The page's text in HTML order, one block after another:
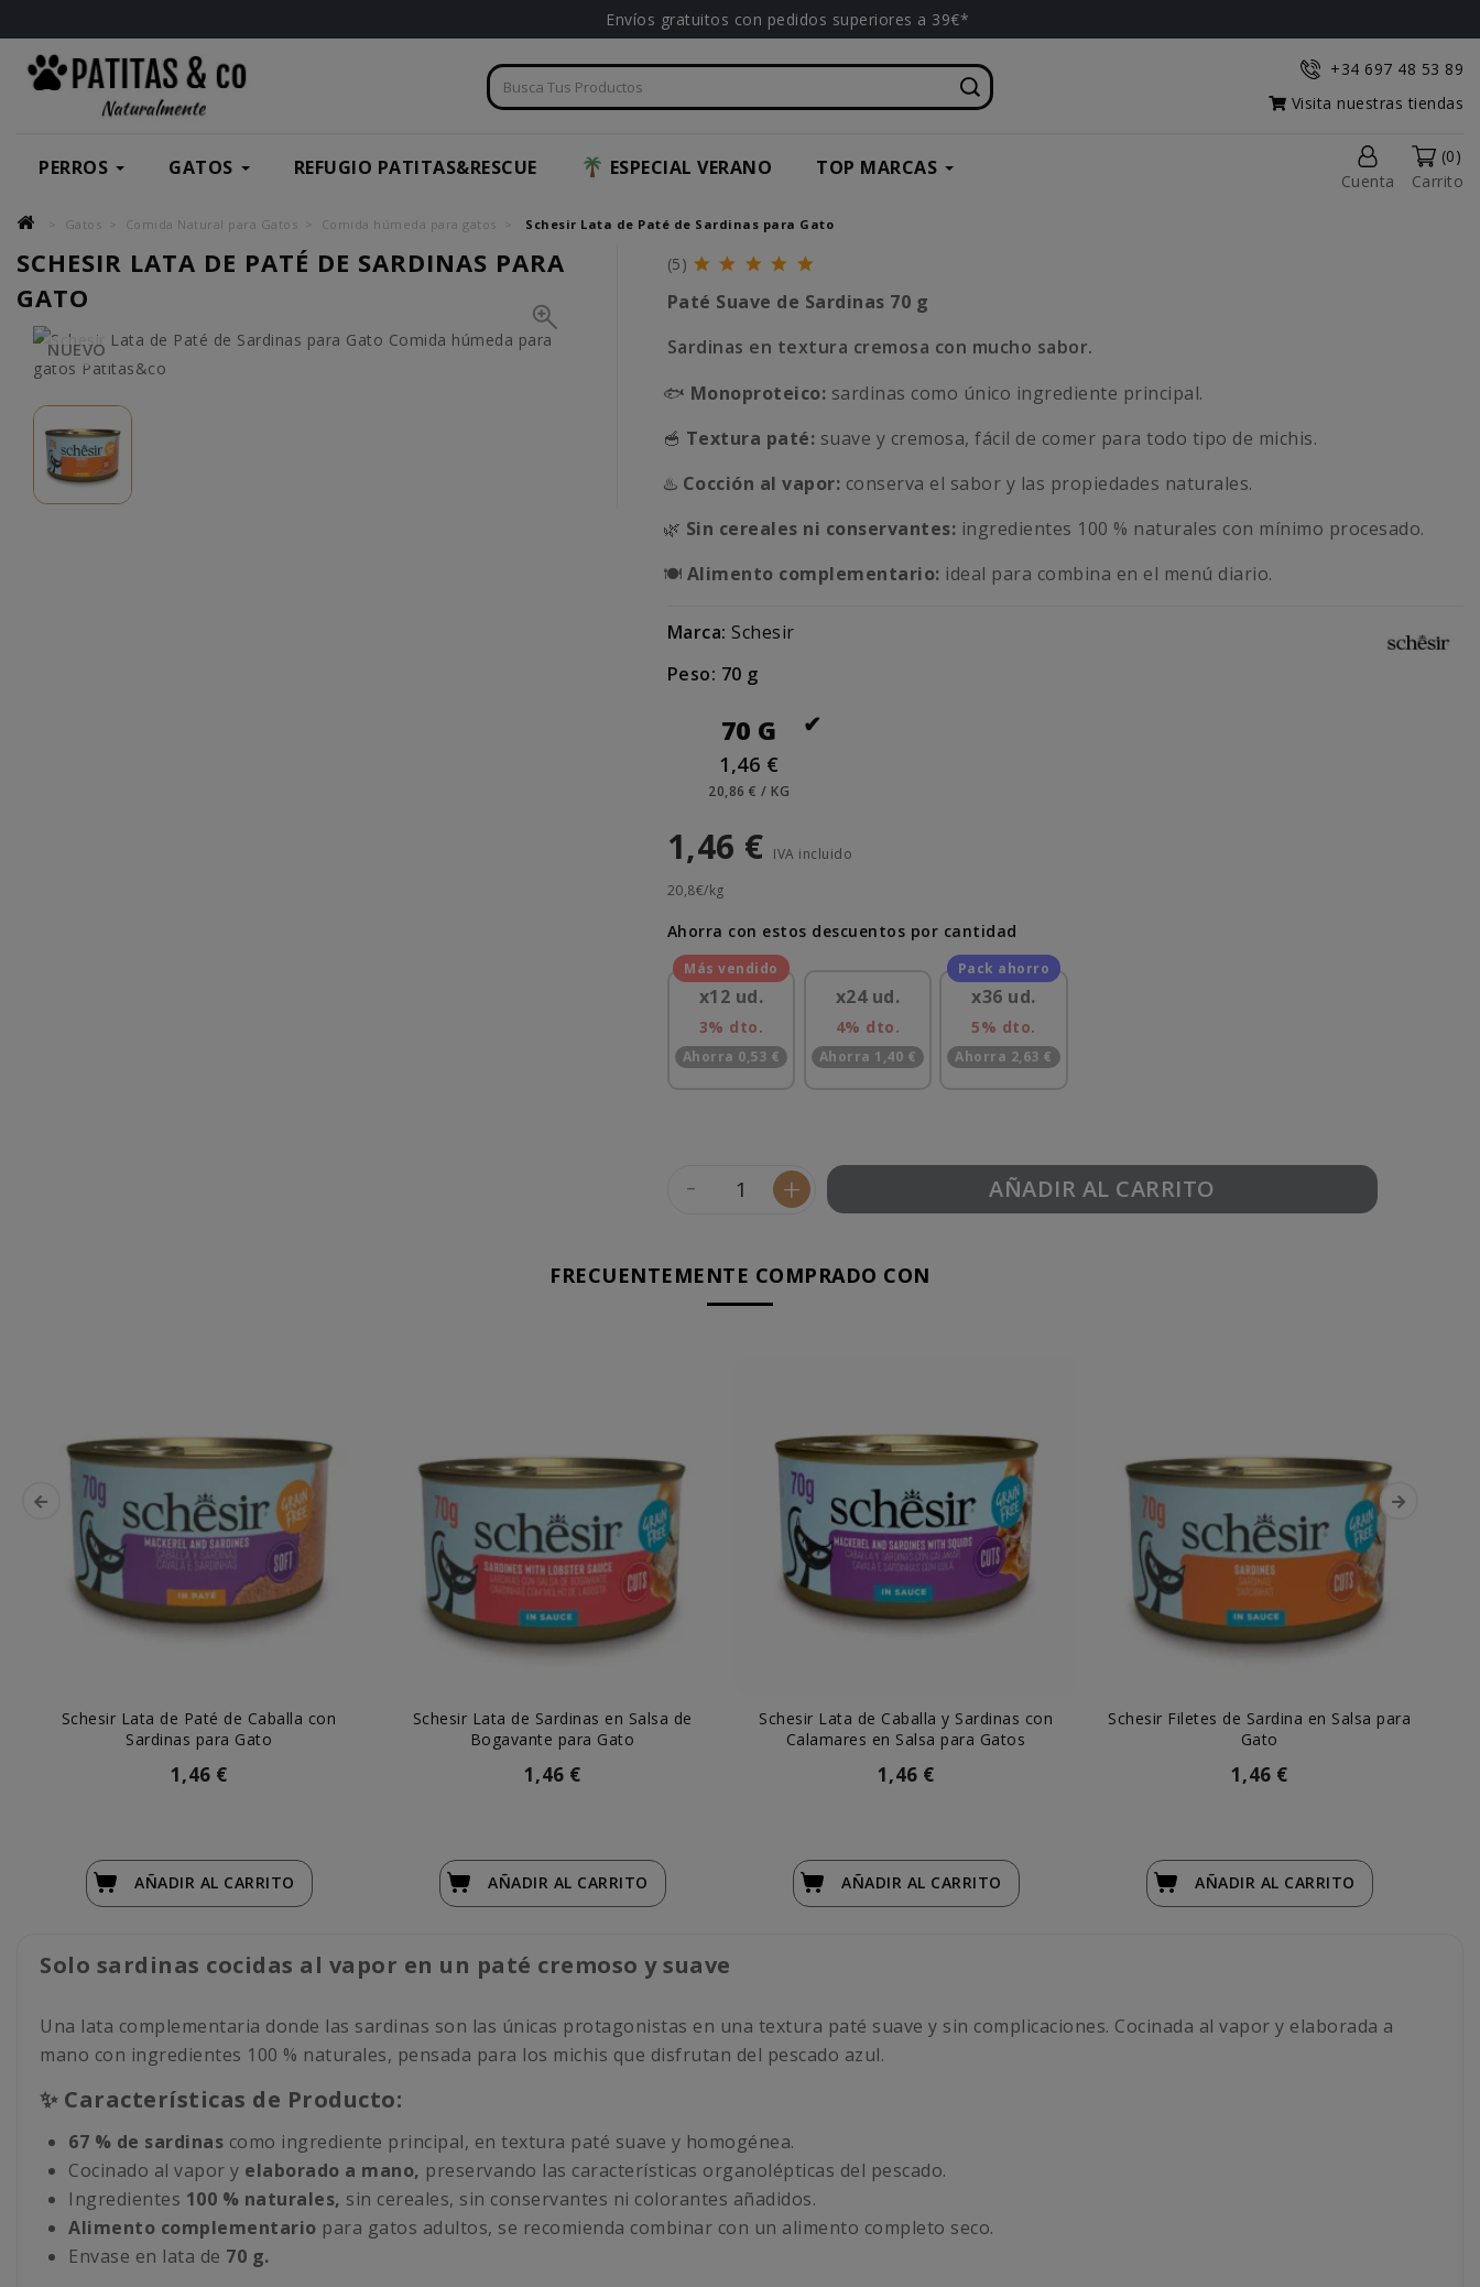
Envíos gratuitos con pedidos superiores a 39€*
+34 697 48 53 89
Visita nuestras tiendas
PERROS GATOS REFUGIO PATITAS&RESCUE ESPECIAL VERANO TOP MARCAS
Cuenta
(0)
Carrito
Gatos Comida Natural para Gatos Comida húmeda para gatos Schesir Lata de Paté de Sardinas para Gato
SCHESIR LATA DE PATÉ DE SARDINAS PARA
GATO
NUEVO
(5)
Paté Suave de Sardinas 70 g
Sardinas en textura cremosa con mucho sabor.
🐟 Monoproteico: sardinas como único ingrediente principal.
🥣 Textura paté: suave y cremosa, fácil de comer para todo tipo de michis.
♨️ Cocción al vapor: conserva el sabor y las propiedades naturales.
🌿 Sin cereales ni conservantes: ingredientes 100 % naturales con mínimo procesado.
🍽️ Alimento complementario: ideal para combina en el menú diario.
Marca: Schesir
Peso: 70 g
70 G
1,46 €
20,86 € / KG
1,46 € IVA incluido
20,8€/kg
Ahorra con estos descuentos por cantidad
x12 ud.
3% dto.
Ahorra 0,53 €
x24 ud.
4% dto.
Ahorra 1,40 €
x36 ud.
5% dto.
Ahorra 2,63 €
- + AÑADIR AL CARRITO
FRECUENTEMENTE COMPRADO CON
Schesir Lata de Paté de Caballa con
Sardinas para Gato
1,46 €
AÑADIR AL CARRITO
Schesir Lata de Sardinas en Salsa de
Bogavante para Gato
1,46 €
AÑADIR AL CARRITO
Schesir Lata de Caballa y Sardinas con
Calamares en Salsa para Gatos
1,46 €
AÑADIR AL CARRITO
Schesir Filetes de Sardina en Salsa para
Gato
1,46 €
AÑADIR AL CARRITO
Solo sardinas cocidas al vapor en un paté cremoso y suave
Una lata complementaria donde las sardinas son las únicas protagonistas en una textura paté suave y sin complicaciones. Cocinada al vapor y elaborada a
mano con ingredientes 100 % naturales, pensada para los michis que disfrutan del pescado azul.
✨ Características de Producto:
67 % de sardinas como ingrediente principal, en textura paté suave y homogénea.
Cocinado al vapor y elaborado a mano, preservando las características organolépticas del pescado.
Ingredientes 100 % naturales, sin cereales, sin conservantes ni colorantes añadidos.
Alimento complementario para gatos adultos, se recomienda combinar con un alimento completo seco.
Envase en lata de 70 g.